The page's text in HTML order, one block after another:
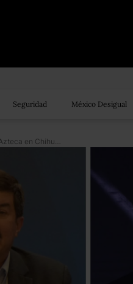
Seguridad México Desigual
El cierre de un Banco Azteca en Chihuahua enfrenta a Javier Corral y Salinas Pliego